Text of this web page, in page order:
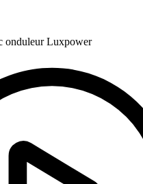
onduleur Luxpower